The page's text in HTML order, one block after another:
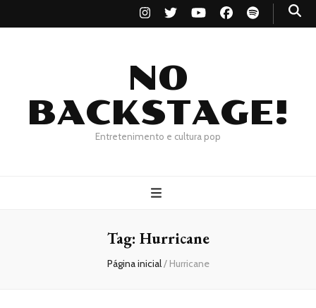
NO
BACKSTAGE!
Entretenimento e cultura pop
Tag: Hurricane
Página inicial/ Hurricane